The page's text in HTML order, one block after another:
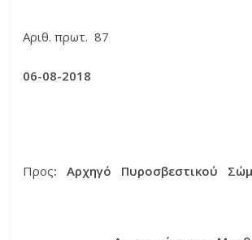
Αριθ. πρωτ. 87
06-08-2018
Προς: Αρχηγό Πυροσβεστικού